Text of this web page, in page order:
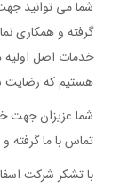
شما می توانید
گرفته و همکاری
خدمات اصل اولیه
هستیم که رضایت
شما عزیزان جهت
تماس با ما گرفته
با تشکر شرکت